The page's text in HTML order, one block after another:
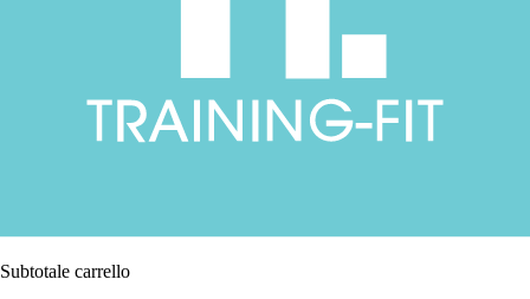
Subtotale carrello